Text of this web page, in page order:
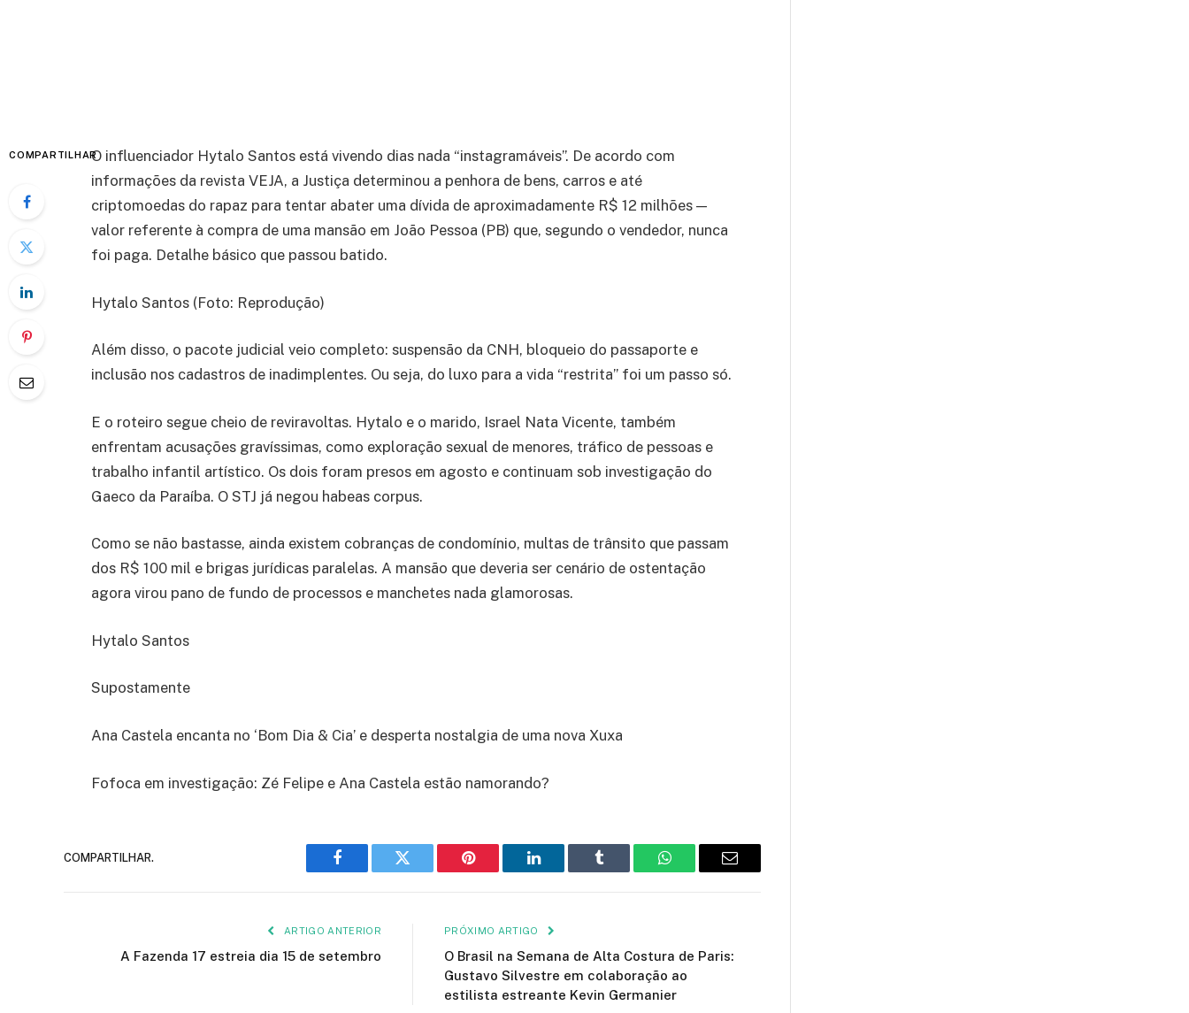
COMPARTILHARO influenciador Hytalo Santos está vivendo dias nada “instagramáveis”. De acordo com
informações da revista VEJA, a Justiça determinou a penhora de bens, carros e até
criptomoedas do rapaz para tentar abater uma dívida de aproximadamente R$ 12 milhões —
valor referente à compra de uma mansão em João Pessoa (PB) que, segundo o vendedor, nunca
foi paga. Detalhe básico que passou batido.
Hytalo Santos (Foto: Reprodução)
Além disso, o pacote judicial veio completo: suspensão da CNH, bloqueio do passaporte e
inclusão nos cadastros de inadimplentes. Ou seja, do luxo para a vida “restrita” foi um passo só.
E o roteiro segue cheio de reviravoltas. Hytalo e o marido, Israel Nata Vicente, também
enfrentam acusações gravíssimas, como exploração sexual de menores, tráfico de pessoas e
trabalho infantil artístico. Os dois foram presos em agosto e continuam sob investigação do
Gaeco da Paraíba. O STJ já negou habeas corpus.
Como se não bastasse, ainda existem cobranças de condomínio, multas de trânsito que passam
dos R$ 100 mil e brigas jurídicas paralelas. A mansão que deveria ser cenário de ostentação
agora virou pano de fundo de processos e manchetes nada glamorosas.
Hytalo Santos
Supostamente
Ana Castela encanta no ‘Bom Dia & Cia’ e desperta nostalgia de uma nova Xuxa
Fofoca em investigação: Zé Felipe e Ana Castela estão namorando?
COMPARTILHAR.
Facebook Twitter Pinterest LinkedIn Tumblr WhatsAppE-
ARTIGO ANTERIOR
A Fazenda 17 estreia dia 15 de setembro
PRÓXIMO ARTIGO
O Brasil na Semana de Alta Costura de Paris:
Gustavo Silvestre em colaboração ao
estilista estreante Kevin Germanier